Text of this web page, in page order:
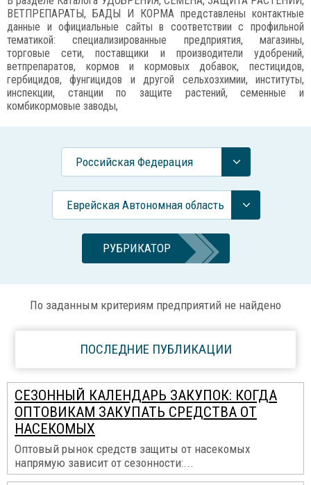
ВЕТПРЕПАРАТЫ, БАДЫ И КОРМА представлены контактные
данные и официальные сайты в соответствии с профильной
тематикой: специализированные предприятия, магазины,
торговые сети, поставщики и производители удобрений,
ветпрепаратов, кормов и кормовых добавок, пестицидов,
гербицидов, фунгицидов и другой сельхозхимии, институты,
инспекции, станции по защите растений, семенные и
комбикормовые заводы,
Российcкая Федерация
Еврейская Автономная область
РУБРИКАТОР
По заданным критериям предприятий не найдено
ПОСЛЕДНИЕ ПУБЛИКАЦИИ
СЕЗОННЫЙ КАЛЕНДАРЬ ЗАКУПОК: КОГДА
ОПТОВИКАМ ЗАКУПАТЬ СРЕДСТВА ОТ
НАСЕКОМЫХ
Оптовый рынок средств защиты от насекомых
напрямую зависит от сезонности:...